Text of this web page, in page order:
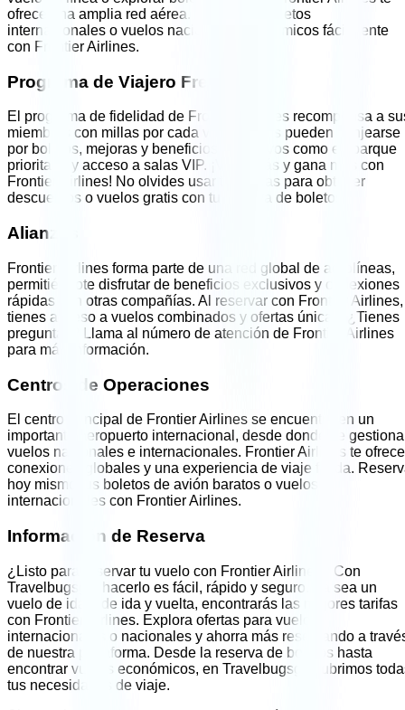
ofrece una amplia red aérea. Encuentra boletos
internacionales o vuelos nacionales económicos fácilmente
con Frontier Airlines.
Programa de Viajero Frecuente
El programa de fidelidad de Frontier Airlines recompensa a
miembros con millas por cada vuelo. Estas pueden canjearse
por boletos, mejoras y beneficios exclusivos como embarque
prioritario y acceso a salas VIP. ¡Viaja más y gana más con
Frontier Airlines! No olvides usar tus millas para obtener
descuentos o vuelos gratis con tu reserva de boletos.
Alianzas
Frontier Airlines forma parte de una red global de aerolíneas,
permitiéndote disfrutar de beneficios exclusivos y conexiones
rápidas con otras compañías. Al reservar con Frontier Airlines,
tienes acceso a vuelos combinados y ofertas únicas. ¿Tienes
preguntas? Llama al número de atención de Frontier Airlines
para más información.
Centros de Operaciones
El centro principal de Frontier Airlines se encuentra en un
importante aeropuerto internacional, desde donde se
vuelos nacionales e internacionales. Frontier Airlines te ofrece
conexiones globales y una experiencia de viaje fluida.
hoy mismo tus boletos de avión baratos o vuelos
internacionales con Frontier Airlines.
Información de Reserva
¿Listo para reservar tu vuelo con Frontier Airlines
? Con
Travelbugsgo, hacerlo es fácil, rápido y seguro. Ya sea un
vuelo de ida o de ida y vuelta, encontrarás las mejores tarifas
con Frontier Airlines. Explora ofertas para vuelos
internacionales o nacionales y ahorra más reservando a
de nuestra plataforma. Desde la reserva de boletos hasta
encontrar vuelos económicos, en Travelbugsgo cubrimos
tus necesidades de viaje.